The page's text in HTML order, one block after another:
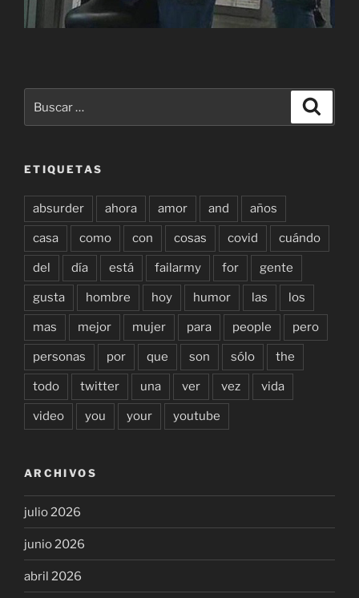
por:
ETIQUETAS
absurder ahora amor and años
casa como con cosas covid cuándo
del día está failarmy for gente
gusta hombre hoy humor las los
mas mejor mujer para people pero
personas por que son sólo the
todo twitter una ver vez vida
video you your youtube
ARCHIVOS
julio 2026
junio 2026
abril 2026